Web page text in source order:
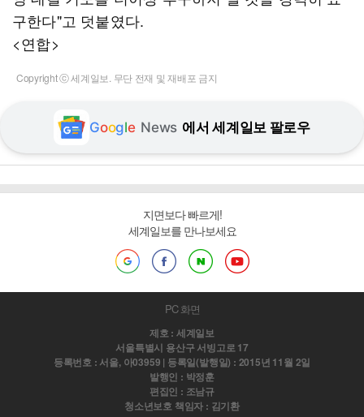
구한다"고 덧붙였다.
<연합>
Copyright ⓒ 세계일보. 무단 전재 및 재배포 금지
Google News 에서 세계일보 팔로우
지면보다 빠르게!
세계일보를 만나보세요
PC 화면
제호 : 세계일보
서울특별시 용산구 서빙고로 17
등록번호 : 서울, 아03959 | 등록일(발행일) : 2015년 11월 2일
발행인 : 박정훈
편집인 : 조남규
청소년보호 책임자 : 김기환